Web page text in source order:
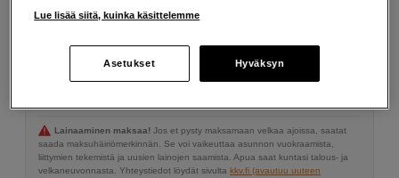
Maksa Svea-erämaksulla
Esimerkki: 36 kk, 4 EUR/kk, yhteensä 149 EUR, todellinen vuosikorko
19,07 %
Lainaaminen maksaa! Jos et pysty maksamaan velkaa ajoissa, saatat
saada maksuhäiriömerkinnän. Se voi vaikeuttaa asunnon vuokraamista,
liittymien tekemistä ja uusien lainojen saamista. Apua saat kuntasi talous- ja
velkaneuvonnasta. Yhteystiedot löydät sivulta kkv.fi (avautuu uuteen
Lue lisää siitä, kuinka käsittelemme
Asetukset Hyväksyn